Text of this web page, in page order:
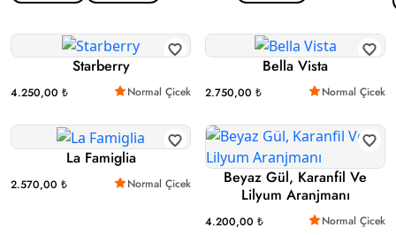
Starberry
4.250,00 ₺ Normal Çicek
Bella Vista
2.750,00 ₺ Normal Çicek
La Famiglia
2.570,00 ₺ Normal Çicek
Beyaz Gül, Karanfil Ve
Lilyum Aranjmanı
4.200,00 ₺ Normal Çicek